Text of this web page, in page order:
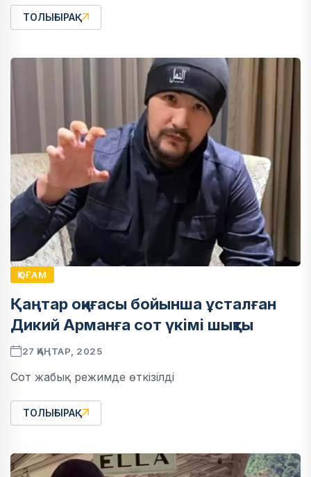
ТОЛЫҒЫРАҚ
ҚОҒАМ
Қаңтар оқиғасы бойынша ұсталған
Дикий Арманға сот үкімі шықты
27 ҚАҢТАР, 2025
Сот жабық режимде өткізілді
ТОЛЫҒЫРАҚ